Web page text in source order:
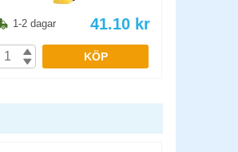
1-2 dagar 41.10 kr
KÖP